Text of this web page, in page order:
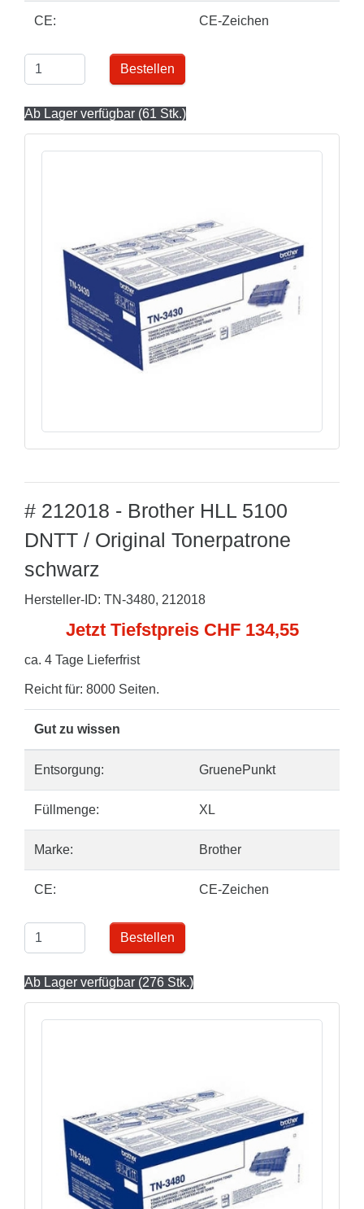
CE: CE-Zeichen
Bestellen
Ab Lager verfügbar (61 Stk.)
# 212018 - Brother HLL 5100
DNTT / Original Tonerpatrone
schwarz
Hersteller-ID: TN-3480, 212018
Jetzt Tiefstpreis CHF 134,55
ca. 4 Tage Lieferfrist
Reicht für: 8000 Seiten.
Gut zu wissen
Entsorgung: GruenePunkt
Füllmenge: XL
Marke: Brother
CE: CE-Zeichen
Bestellen
Ab Lager verfügbar (276 Stk.)